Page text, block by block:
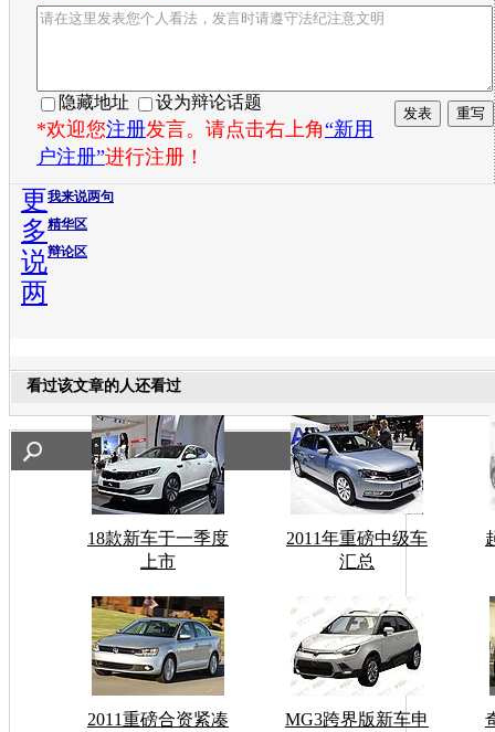
隐藏地址 设为辩论话题
*欢迎您注册发言。请点击右上角“新用
户注册”进行注册！
我来说两句
精华区
辩论区
更
多
说
两
看过该文章的人还看过
18款新车于一季度
上市
2011年重磅中级车
汇总
2011重磅合资紧凑
MG3跨界版新车申